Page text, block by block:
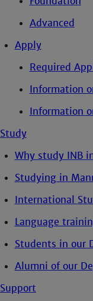
Advanced
Apply
Required
Information
Information
Study
Why study INB
Studying in
International
Language
Students in our
Alumni of our
Support